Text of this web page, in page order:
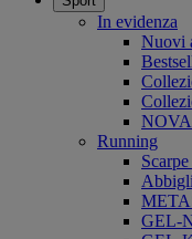
In evidenza
Nuovi
Running
GEL-